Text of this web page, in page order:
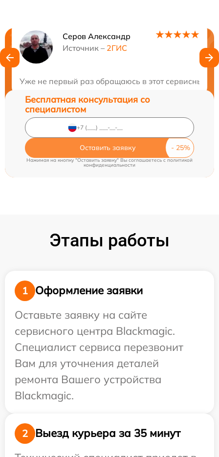
Серов Александр
Источник – 2ГИС
Уже не первый раз обращаюсь в этот сервисный
Нужна консультация?
Бесплатная консультация со
специалистом
Оставить заявку
Нажимая на кнопку "Оставить заявку" Вы соглашаетесь cполитикой
конфиденциальности
Этапы работы
1
Оформление заявки
Оставьте заявку на сайте
сервисного центра Blackmagic.
Специалист сервиса перезвонит
Вам для уточнения деталей
ремонта Вашего устройства
Blackmagic.
2
Выезд курьера за 35 минут